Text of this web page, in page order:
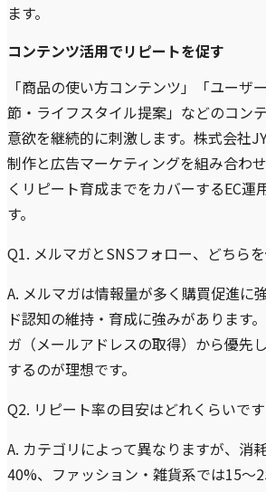
ます。
コンテンツ活用でリピートを促す
「商品の使い方コンテンツ」「ユーザ
節・ライフスタイル提案」などのコン
意欲を継続的に刺激します。株式会社
制作と広告マーケティングを組み合わ
くリピート育成までをカバーするEC運
す。
Q1. メルマガとSNSフォロー、どちら
A. メルマガは情報量が多く購買促進に
ド認知の維持・育成に強みがあります
ガ（メールアドレスの取得）から優先
するのが理想です。
Q2. リピート率の目安はどれくらいで
A. カテゴリによって異なりますが、消
40%、ファッション・雑貨系では15〜